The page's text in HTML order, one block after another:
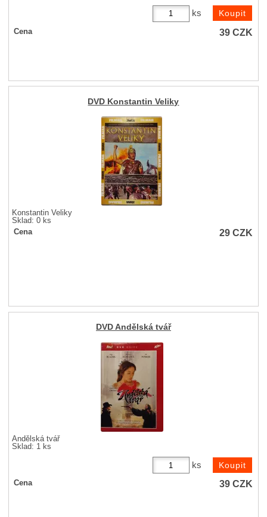
ks
Cena 39CZK
DVD Konstantin Veliky
Konstantin Veliky
Sklad: 0 ks
Cena
29CZK
DVD Andělská tvář
Andělská tvář
Sklad: 1 ks
ks
Cena 39CZK